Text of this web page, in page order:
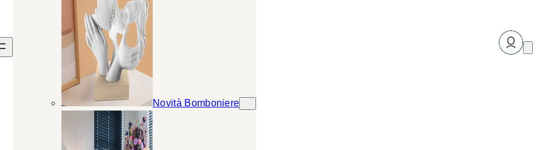
Novità Bomboniere